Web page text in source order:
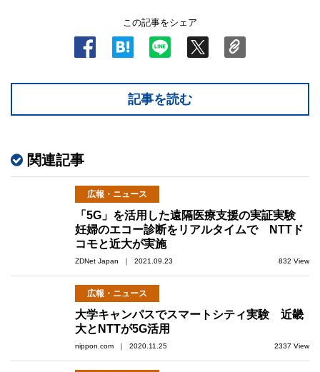
この記事をシェア
記事を読む
関連記事
広報・ニュース
「5G」を活用した遠隔医療支援の実証実験
妊婦のエコー診断をリアルタイムで NTTド
コモと近大が実施
ZDNet Japan ｜ 2021.09.23 832 View
広報・ニュース
大学キャンパスでスマートシティ実験 近畿
大とNTTが5G活用
nippon.com ｜ 2020.11.25 2337 View